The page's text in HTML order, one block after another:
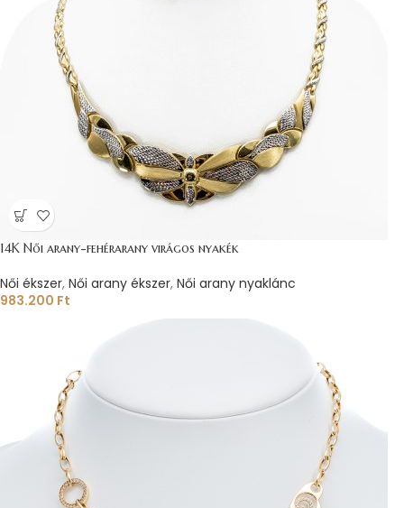
14K Női arany-fehérarany virágos nyakék
Női ékszer, Női arany ékszer, Női arany nyaklánc
983.200 Ft